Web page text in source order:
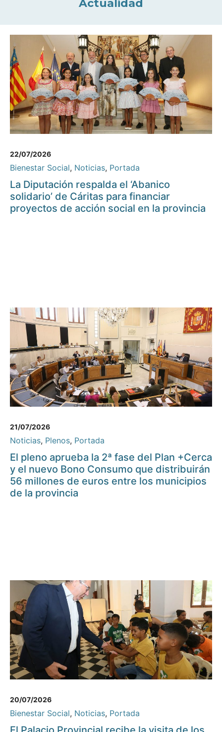
Actualidad
22/07/2026
Bienestar Social, Noticias, Portada
La Diputación respalda el ‘Abanico
solidario’ de Cáritas para financiar
proyectos de acción social en la provincia
21/07/2026
Noticias, Plenos, Portada
El pleno aprueba la 2ª fase del Plan +Cerca
y el nuevo Bono Consumo que distribuirán
56 millones de euros entre los municipios
de la provincia
20/07/2026
Bienestar Social, Noticias, Portada